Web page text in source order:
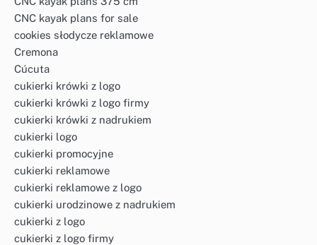
CNC kayak plans for sale
cookies słodycze reklamowe
Cremona
Cúcuta
cukierki krówki z logo
cukierki krówki z logo firmy
cukierki krówki z nadrukiem
cukierki logo
cukierki promocyjne
cukierki reklamowe
cukierki reklamowe z logo
cukierki urodzinowe z nadrukiem
cukierki z logo
cukierki z logo firmy